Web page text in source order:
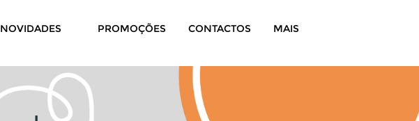
NOVIDADES PROMOÇÕES CONTACTOS MAIS